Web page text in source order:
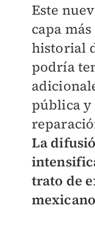
Este
capa
historial
podría
pública y
La
trato de